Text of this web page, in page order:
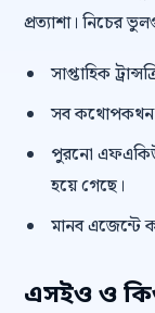
প্রত্যাশা। নিচের
সাপ্তাহিক
সব কথোপকথন
পুরনো
হয়ে গেছে।
মানব এজেন্টে
এসইও ও